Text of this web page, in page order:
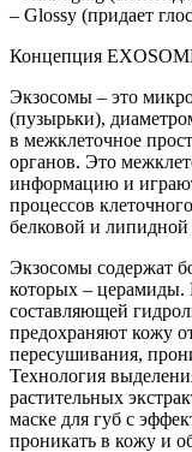
– Glossy (придает
Концепция
Экзосомы – это
(пузырьки),
в межклеточное
органов. Это
информацию и
процессов
белковой и
Экзосомы содержат
которых – церамиды.
составляющей
предохраняют кожу
пересушивания,
Технология
растительных
маске для губ с
проникать в кожу и